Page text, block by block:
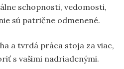
schopnosti, vedomosti,
sú patrične odmenené.
a tvrdá práca stoja za viac,
s vašimi nadriadenými.